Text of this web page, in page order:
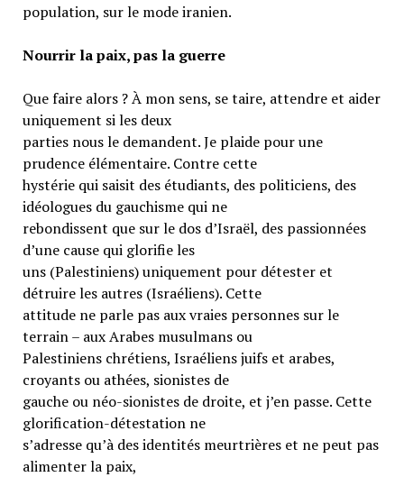
population, sur le mode iranien.
Nourrir la paix, pas la guerre
Que faire alors ? À mon sens, se taire, attendre et aider
uniquement si les deux
parties nous le demandent. Je plaide pour une
prudence élémentaire. Contre cette
hystérie qui saisit des étudiants, des politiciens, des
idéologues du gauchisme qui ne
rebondissent que sur le dos d’Israël, des passionnées
d’une cause qui glorifie les
uns (Palestiniens) uniquement pour détester et
détruire les autres (Israéliens). Cette
attitude ne parle pas aux vraies personnes sur le
terrain – aux Arabes musulmans ou
Palestiniens chrétiens, Israéliens juifs et arabes,
croyants ou athées, sionistes de
gauche ou néo-sionistes de droite, et j’en passe. Cette
glorification-détestation ne
s’adresse qu’à des identités meurtrières et ne peut pas
alimenter la paix,